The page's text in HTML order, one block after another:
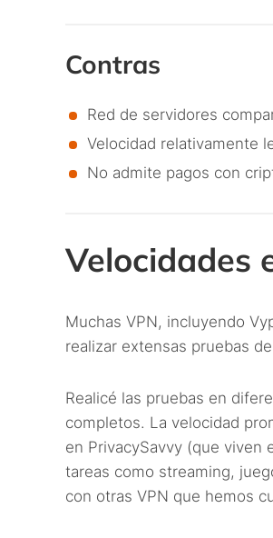
Contras
Red de servidores
Velocidad relativamente
No admite pagos con
Velocidades
Muchas VPN, incluyendo
realizar extensas pruebas
Realicé las pruebas en
completos. La velocidad
en PrivacySavvy (que viven
tareas como streaming,
con otras VPN que hemos